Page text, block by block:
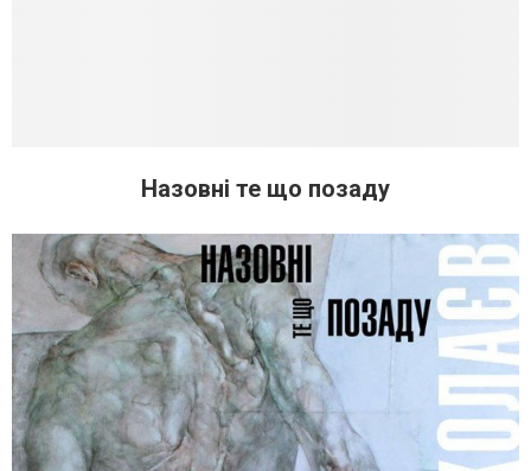
Назовні те що позаду